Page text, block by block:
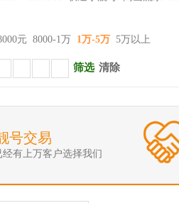
元 8000-1万 1万-5万 5万以上
筛选 清除
号交易
经有上万客户选择我们